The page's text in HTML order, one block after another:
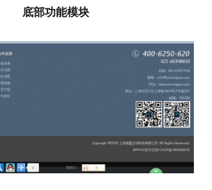
底部功能模块